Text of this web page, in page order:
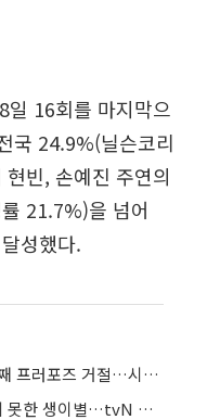
16회를 마지막으
국 24.9%(닐슨코리
빈, 손예진 주연의
21.7%)을 넘어
성했다.
‘눈물의 여왕’ 김지원, 김수현 두 번째 프러포즈 거절…시청률 20% 돌파
'눈물의 여왕' 김지원·김수현 예상치 못한 생이별…tvN 최고 시청률 '눈앞'